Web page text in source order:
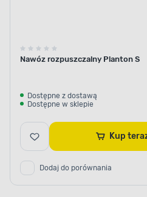
Korzystna
oka podniesiesz m.in.
Produkt bardzo łatwo
przyswojony przez
Nawóz rozpuszczalny Planton S
Dostępne z dostawą
Dostępne w sklepie
Kup
Dodaj do porównania